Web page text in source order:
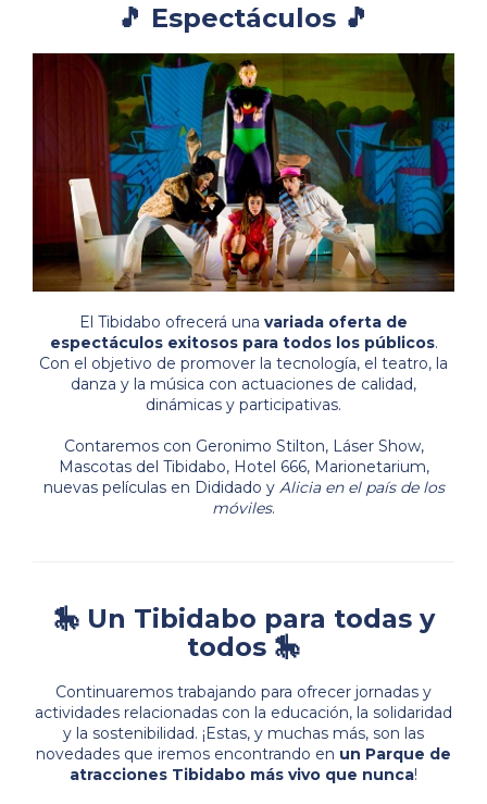
🎵 Espectáculos 🎵
El Tibidabo ofrecerá una variada oferta de
espectáculos exitosos para todos los públicos.
Con el objetivo de promover la tecnología, el teatro, la
danza y la música con actuaciones de calidad,
dinámicas y participativas.
Contaremos con Geronimo Stilton, Láser Show,
Mascotas del Tibidabo, Hotel 666, Marionetarium,
nuevas películas en Dididado y Alicia en el país de los
móviles.
🎠 Un Tibidabo para todas y
todos 🎠
Continuaremos trabajando para ofrecer jornadas y
actividades relacionadas con la educación, la solidaridad
y la sostenibilidad. ¡Estas, y muchas más, son las
novedades que iremos encontrando en un Parque de
atracciones Tibidabo más vivo que nunca!